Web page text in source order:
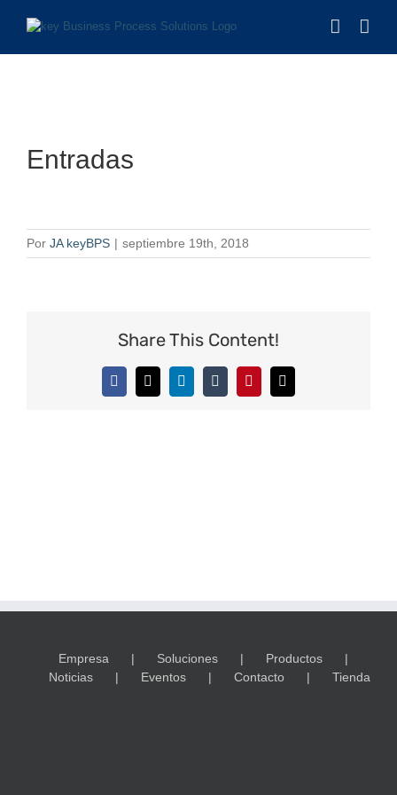
Entradas
Por JA keyBPS | septiembre 19th, 2018
Share This Content!
Facebook
X LinkedInTumblrPinterestCorreo
electrónico
Empresa Soluciones
Productos
Noticias
Eventos Contacto Tienda